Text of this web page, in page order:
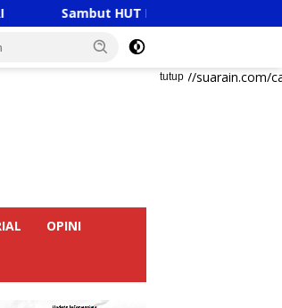
HUT RI Ke-81, Ricky Anthony Buka
tutup
https://suarain.com/
OPINI